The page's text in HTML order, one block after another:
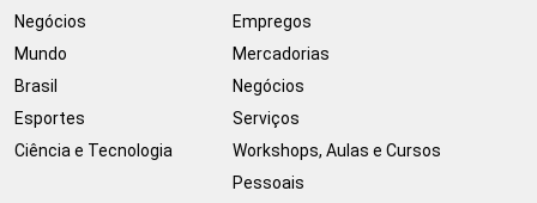
Negócios
Mundo
Brasil
Esportes
Ciência e Tecnologia
Empregos
Mercadorias
Negócios
Serviços
Workshops, Aulas e Cursos
Pessoais